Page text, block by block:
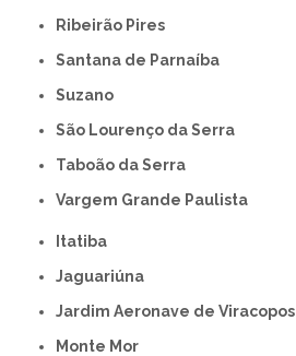
Ribeirão Pires
Santana de Parnaíba
Suzano
São Lourenço da Serra
Taboão da Serra
Vargem Grande Paulista
Itatiba
Jaguariúna
Jardim Aeronave de Viracopos
Monte Mor